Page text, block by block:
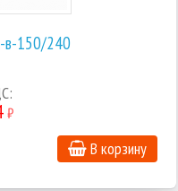
в-150/240
₽
В корзину